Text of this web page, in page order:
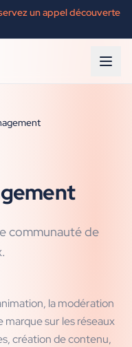
un appel découverte
communauté de
la modération
sur les réseaux
création de contenu,